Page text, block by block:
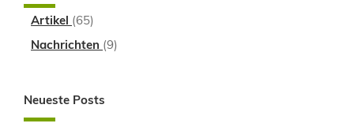
Artikel (65)
Nachrichten (9)
Neueste Posts